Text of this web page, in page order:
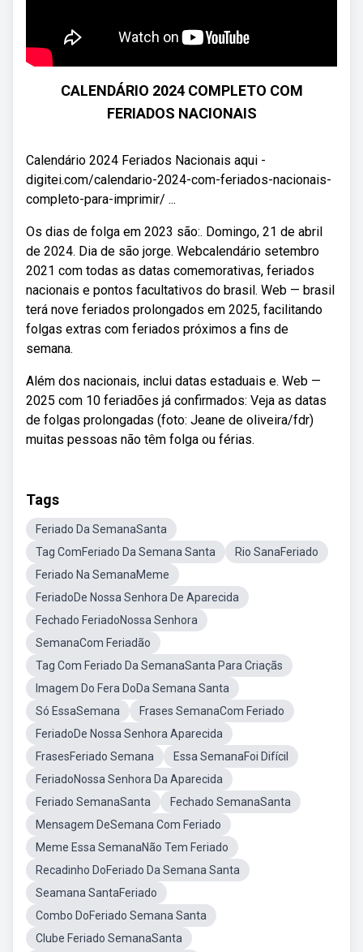
CALENDÁRIO 2024 COMPLETO COM
FERIADOS NACIONAIS
Calendário 2024 Feriados Nacionais aqui -
digitei.com/calendario-2024-com-feriados-nacionais-
completo-para-imprimir/ ...
Os dias de folga em 2023 são:. Domingo, 21 de abril
de 2024. Dia de são jorge. Webcalendário setembro
2021 com todas as datas comemorativas, feriados
nacionais e pontos facultativos do brasil. Web — brasil
terá nove feriados prolongados em 2025, facilitando
folgas extras com feriados próximos a fins de
semana.
Além dos nacionais, inclui datas estaduais e. Web —
2025 com 10 feriadões já confirmados: Veja as datas
de folgas prolongadas (foto: Jeane de oliveira/fdr)
muitas pessoas não têm folga ou férias.
Tags
Feriado Da SemanaSanta
Tag ComFeriado Da Semana Santa
Rio SanaFeriado
Feriado Na SemanaMeme
FeriadoDe Nossa Senhora De Aparecida
Fechado FeriadoNossa Senhora
SemanaCom Feriadão
Tag Com Feriado Da SemanaSanta Para Criaçãs
Imagem Do Fera DoDa Semana Santa
Só EssaSemana
Frases SemanaCom Feriado
FeriadoDe Nossa Senhora Aparecida
FrasesFeriado Semana
Essa SemanaFoi Difícil
FeriadoNossa Senhora Da Aparecida
Feriado SemanaSanta
Fechado SemanaSanta
Mensagem DeSemana Com Feriado
Meme Essa SemanaNão Tem Feriado
Recadinho DoFeriado Da Semana Santa
Seamana SantaFeriado
Combo DoFeriado Semana Santa
Clube Feriado SemanaSanta